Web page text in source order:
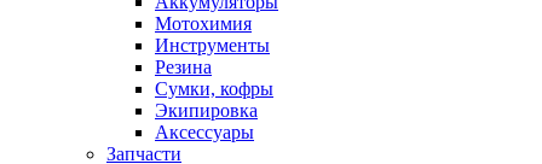
Мотохимия
Инструменты
Резина
Сумки, кофры
Экипировка
Аксессуары
Запчасти